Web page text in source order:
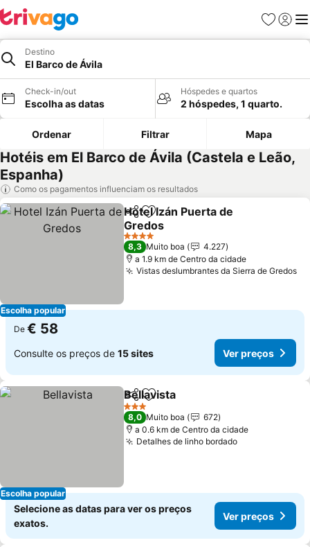
Favoritos
Iniciar
Destino
El Barco de Ávila
Check-in/out
Escolha as datas
Hóspedes e quartos
2 hóspedes, 1 quarto.
Ordenar Filtrar Mapa
Hotéis em El Barco de Ávila (Castela e Leão,
Espanha)
Como os pagamentos influenciam os resultados
Escolha popular
PartilharAdicionar aos favoritos
Hotel Izán Puerta de
Gredos
Ver preços
4 Estrelas
8,3 Muito boa
4.227
a 1.9 km de Centro da cidade
Vistas deslumbrantes da Sierra de Gredos
De € 58
Consulte os preços de 15 sites Ver preços
Escolha popular
PartilharAdicionar aos favoritos
Bellavista
3 Estrelas
8,0 Muito boa
672
a 0.6 km de Centro da cidade
Detalhes de linho bordadoVer preços
Selecione as datas para ver os preços
exatos.
Ver preços